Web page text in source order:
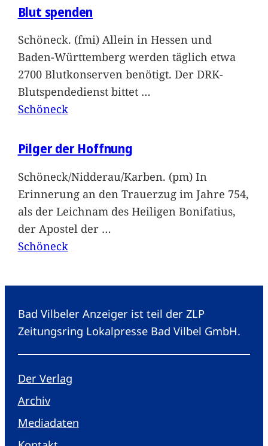
Blut spenden
Schöneck. (fmi) Allein in Hessen und
Baden-Württemberg werden täglich etwa
2700 Blutkonserven benötigt. Der DRK-
Blutspendedienst bittet …
Schöneck
Pilger der Hoffnung
Schöneck/Nidderau/Karben. (pm) In
Erinnerung an den Trauerzug im Jahre 754,
als der Leichnam des Heiligen Bonifatius,
der Apostel der …
Schöneck
Bad Vilbeler Anzeiger ist teil der ZLP
Zeitungsring Lokalpresse Bad Vilbel GmbH.
Der Verlag
Archiv
Mediadaten